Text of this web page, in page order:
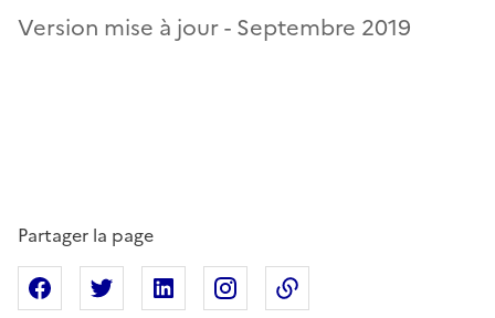
Version mise à jour - Septembre 2019
Partager la page
Partager sur Facebook
Partager sur XPartager sur Linkedin
Partager sur Instagram